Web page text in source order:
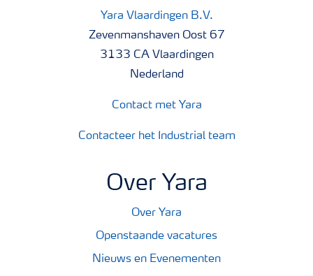
Yara Vlaardingen B.V.
Zevenmanshaven Oost 67
3133 CA Vlaardingen
Nederland
Contact met Yara
Contacteer het Industrial team
Over Yara
Over Yara
Openstaande vacatures
Nieuws en Evenementen